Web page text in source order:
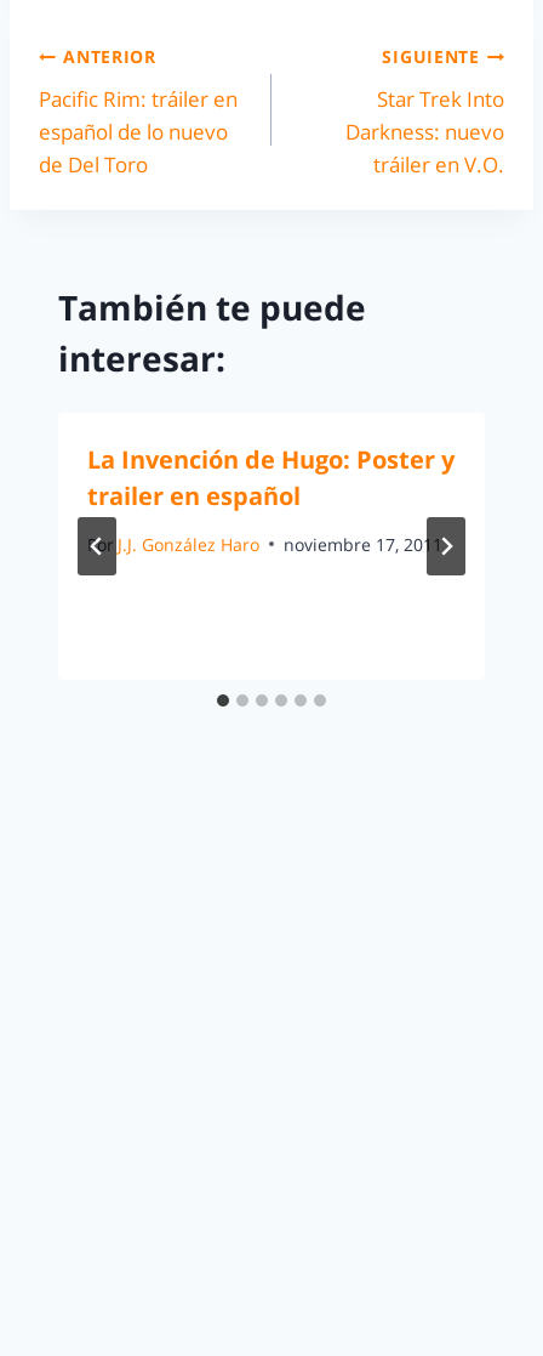
ANTERIOR
Pacific Rim: tráiler en
español de lo nuevo
de Del Toro
SIGUIENTE
Star Trek Into
Darkness: nuevo
tráiler en V.O.
También te puede
interesar:
La Invención de Hugo: Poster y
trailer en español
Por J.J. González Haro noviembre 17, 2011